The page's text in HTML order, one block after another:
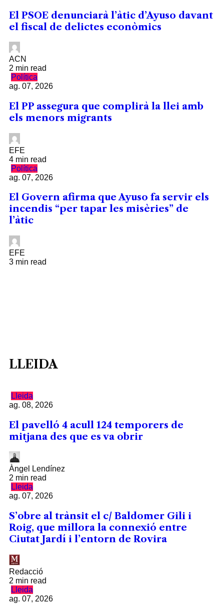
El PSOE denunciarà l’àtic d’Ayuso davant
el fiscal de delictes econòmics
ACN
2 min read
Política
ag. 07, 2026
El PP assegura que complirà la llei amb
els menors migrants
EFE
4 min read
Política
ag. 07, 2026
El Govern afirma que Ayuso fa servir els
incendis “per tapar les misèries” de
l’àtic
EFE
3 min read
LLEIDA
Lleida
ag. 08, 2026
El pavelló 4 acull 124 temporers de
mitjana des que es va obrir
Àngel Lendínez
2 min read
Lleida
ag. 07, 2026
S’obre al trànsit el c/ Baldomer Gili i
Roig, que millora la connexió entre
Ciutat Jardí i l’entorn de Rovira
Redacció
2 min read
Lleida
ag. 07, 2026